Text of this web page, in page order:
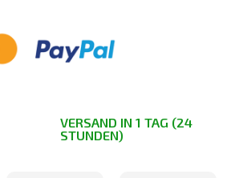
VERSAND IN 1 TAG (24
STUNDEN)